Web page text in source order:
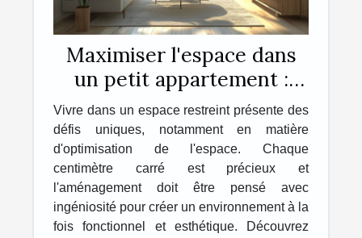
Maximiser l'espace dans
un petit appartement :
astuces et conseils
Vivre dans un espace restreint présente des
défis uniques, notamment en matière
d'optimisation de l'espace. Chaque
centimètre carré est précieux et
l'aménagement doit être pensé avec
ingéniosité pour créer un environnement à la
fois fonctionnel et esthétique. Découvrez